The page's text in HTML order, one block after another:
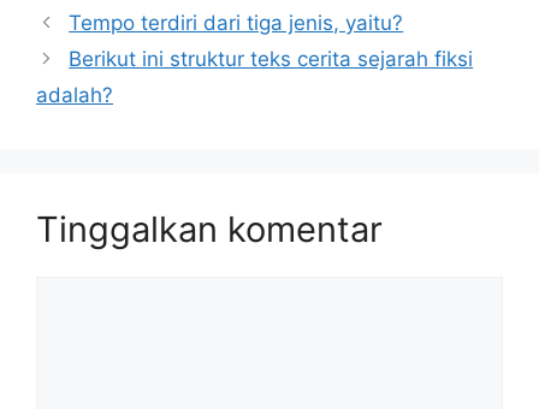
Tempo terdiri dari tiga jenis, yaitu?
Berikut ini struktur teks cerita sejarah fiksi
adalah?
Tinggalkan komentar